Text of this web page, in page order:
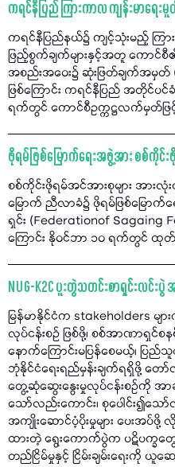
ကရင်နီပြည် ကြားကာလ ကျန်းမာရေး
ကရင်နီပြည်နယ်၌ ကျင့်သုံးမည့် ကြား
ဖြည့်စွက်ချက်များနှင့်အတူ ကောင်စီ
အစည်းအဝေး၌ ဆုံးဖြတ်ချက်အမှတ်
ဖြစ်ကြောင်း ကရင်နီပြည် အတိုင်ပ
ရက်တွင် ကောင်စီဥက္ကဋ္ဌလက်မှတ်
ဖိုရမ်ဖြစ်မြောက်ရေးအဖွဲ့အား စစ်ကိုင်
စစ်ကိုင်းဖိုရမ်အင်အားစုများ အ
မြောက် ညီလာခံ၌ ဖိုရမ်ဖြစ်မြောက်
ရှင်း (Federationof Sagaing
ကြောင်း နိုဝင်ဘာ ၁၀ ရက်တွင်
NUG-K2C ပူးတွဲသတင်းစာရှင်းလင်းပွဲ
မြန်မာနိုင်ငံက stakeholders မ
လုပ်ငန်းစဉ် ဖြစ်ဖို့၊ စစ်အာဏာရှင်စ
နောက်ကြောင်းမပြန်စေမယ့်၊
ဘုံနိုင်ငံရေးရည်မှန်းချက်ရရှိဖို့ တော်
တွေ့ဆုံဆွေးနွေးမှုလုပ်ငန်းစဥ်ကို အာ
သော်လည်းကောင်း၊ စုပေါင်း၍
အကျိုးဆောင်ပံ့ပိုးမှုများ ပေးအပ်
ထားတဲ့ ရွေးကောက်ပွဲက ပဋိပက္ခတွေကို
တည်ငြိမ်မှုနှင့် ငြိမ်းချမ်းရေးကို ယူဆ